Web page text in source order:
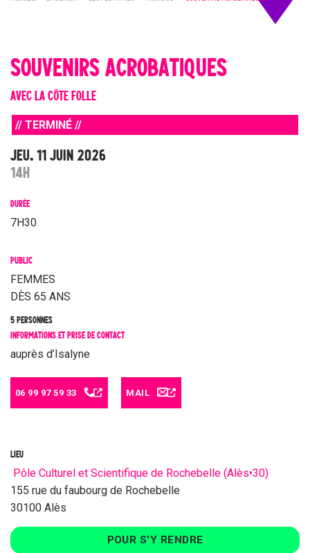
SOUVENIRS ACROBATIQUES
AVEC LA CÔTE FOLLE
// TERMINÉ //
JEU. 11 JUIN 2026
14H
DURÉE
7H30
PUBLIC
FEMMES
DÈS 65 ANS
5 PERSONNES
INFORMATIONS ET PRISE DE CONTACT
auprès d’Isalyne
06 99 97 59 33 MAIL
LIEU
Pôle Culturel et Scientifique de Rochebelle (Alès•30)
155 rue du faubourg de Rochebelle
30100 Alès
POUR S'Y RENDRE